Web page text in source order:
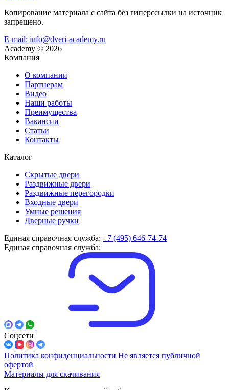
Копирование материала с сайта без гиперссылки на источник
запрещено.
E-mail: info@dveri-academy.ru
Academy © 2026
Компания
О компании
Партнерам
Видео
Наши работы
Преимущества
Вакансии
Статьи
Контакты
Каталог
Скрытые двери
Раздвижные двери
Раздвижные перегородки
Входные двери
Умные решения
Дверные ручки
Единая справочная служба: +7 (495) 646-74-74
Единая справочная служба:
Соцсети
Политика конфиденциальности Не является публичной
офертой
Материалы для скачивания